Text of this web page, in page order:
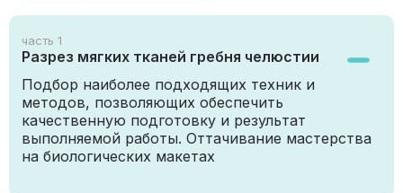
часть 1
Разрез мягких тканей гребня челюстии
Подбор наиболее подходящих техник и
методов, позволяющих обеспечить
качественную подготовку и результат
выполняемой работы. Оттачивание мастерства
на биологических макетах